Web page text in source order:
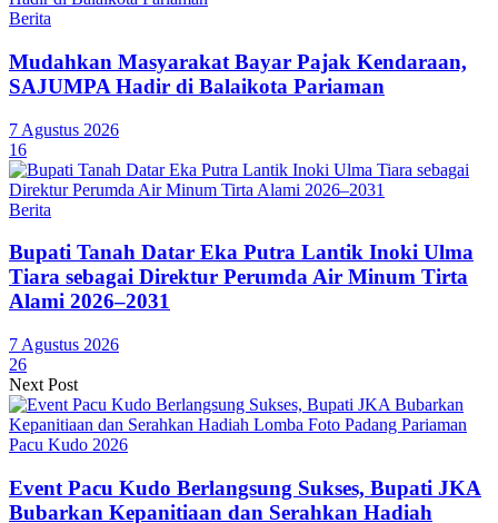
Berita
Mudahkan Masyarakat Bayar Pajak Kendaraan,
SAJUMPA Hadir di Balaikota Pariaman
7 Agustus 2026
16
Berita
Bupati Tanah Datar Eka Putra Lantik Inoki Ulma
Tiara sebagai Direktur Perumda Air Minum Tirta
Alami 2026–2031
7 Agustus 2026
26
Next Post
Event Pacu Kudo Berlangsung Sukses, Bupati JKA
Bubarkan Kepanitiaan dan Serahkan Hadiah